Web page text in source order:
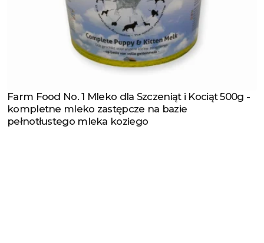
Zobacz produkt
Farm Food No. 1 Mleko dla Szczeniąt i Kociąt 500g -
kompletne mleko zastępcze na bazie
pełnotłustego mleka koziego